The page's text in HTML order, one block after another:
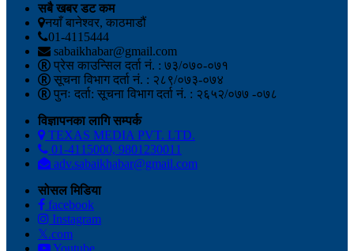
सबै खबर डट कम
नयाँ बानेश्वर, काठमाडौं
01-4115444
sabaikhabar@gmail.com
प्रेस काउन्सिल दर्ता नं. : ७३/०७०-०७१
सूचना विभाग दर्ता नं. : २८९/०७३-०७४
पुनः दर्ता: सूचना विभाग दर्ता नं. : २६५२/०७७ -०७८
विज्ञापनका लागि सम्पर्क
TEXAS MEDIA PVT. LTD.
01-4115000, 9801230011
adv.sabaikhabar@gmail.com
सोसल मिडिया
facebook
Instagram
𝕏.com
Youtube